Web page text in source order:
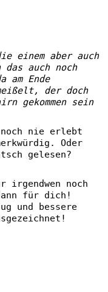
einem aber auch
das auch noch
Ende
der doch
gekommen sein
nie erlebt
Oder
gelesen?
irgendwen noch
für dich!
und bessere